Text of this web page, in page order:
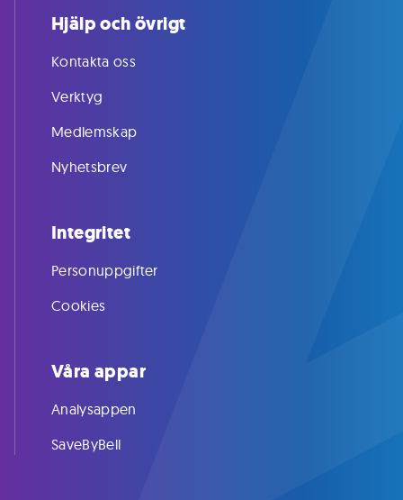
Hjälp och övrigt
Kontakta oss
Verktyg
Medlemskap
Nyhetsbrev
Integritet
Personuppgifter
Cookies
Våra appar
Analysappen
SaveByBell